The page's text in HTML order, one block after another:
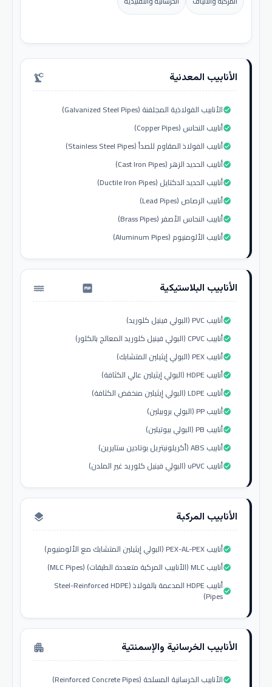
الأنابيب المعدنية precision_manufacturing
الأنابيب الفولاذية المجلفنة (Galvanized Steel Pipes)check_circle
أنابيب النحاس (Copper Pipes)check_circle
أنابيب الفولاذ المقاوم للصدأ (Stainless Steel Pipes)check_circle
أنابيب الحديد الزهر (Cast Iron Pipes)check_circle
أنابيب الحديد الدكتايل (Ductile Iron Pipes)check_circle
أنابيب الرصاص (Lead Pipes)check_circle
أنابيب النحاس الأصفر (Brass Pipes)check_circle
أنابيب الألومنيوم (Aluminum Pipes)check_circle
الأنابيب البلاستيكية water_pump
أنابيب PVC (البولي فينيل كلوريد)check_circle
أنابيب CPVC (البولي فينيل كلوريد المعالج بالكلور)check_circle
أنابيب PEX (البولي إيثيلين المتشابك)check_circle
أنابيب HDPE (البولي إيثيلين عالي الكثافة)check_circle
أنابيب LDPE (البولي إيثيلين منخفض الكثافة)check_circle
أنابيب PP (البولي بروبيلين)check_circle
أنابيب PB (البولي بيوتيلين)check_circle
أنابيب ABS (أكريلونيتريل بوتادين ستايرين)check_circle
أنابيب uPVC (البولي فينيل كلوريد غير الملدن)check_circle
الأنابيب المركبة layers
أنابيب PEX-AL-PEX (البولي إيثيلين المتشابك مع الألومنيوم)check_circle
أنابيب MLC (الأنابيب المركبة متعددة الطبقات) (MLC Pipes)check_circle
أنابيب HDPE المدعمة بالفولاذ (Steel-Reinforced HDPE
Pipes)check_circle
الأنابيب الخرسانية والإسمنتية apartment
الأنابيب الخرسانية المسلحة (Reinforced Concrete Pipes)check_circle